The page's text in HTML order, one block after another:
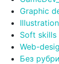
Graphic
Soft skills
Web-
Без